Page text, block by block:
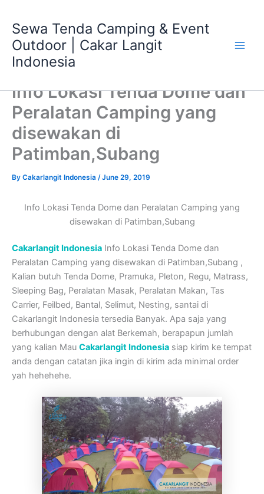
content
Sewa Tenda Camping & Event
Outdoor | Cakar Langit
Indonesia
Info Lokasi Tenda Dome dan
Peralatan Camping yang
disewakan di
Patimban,Subang
By Cakarlangit Indonesia /June 29, 2019
Info Lokasi Tenda Dome dan Peralatan Camping yang
disewakan di Patimban,Subang
Cakarlangit Indonesia Info Lokasi Tenda Dome dan
Peralatan Camping yang disewakan di Patimban,Subang ,
Kalian butuh Tenda Dome, Pramuka, Pleton, Regu, Matrass,
Sleeping Bag, Peralatan Masak, Peralatan Makan, Tas
Carrier, Feilbed, Bantal, Selimut, Nesting, santai di
Cakarlangit Indonesia tersedia Banyak. Apa saja yang
berhubungan dengan alat Berkemah, berapapun jumlah
yang kalian Mau Cakarlangit Indonesia siap kirim ke tempat
anda dengan catatan jika ingin di kirim ada minimal order
yah hehehehe.